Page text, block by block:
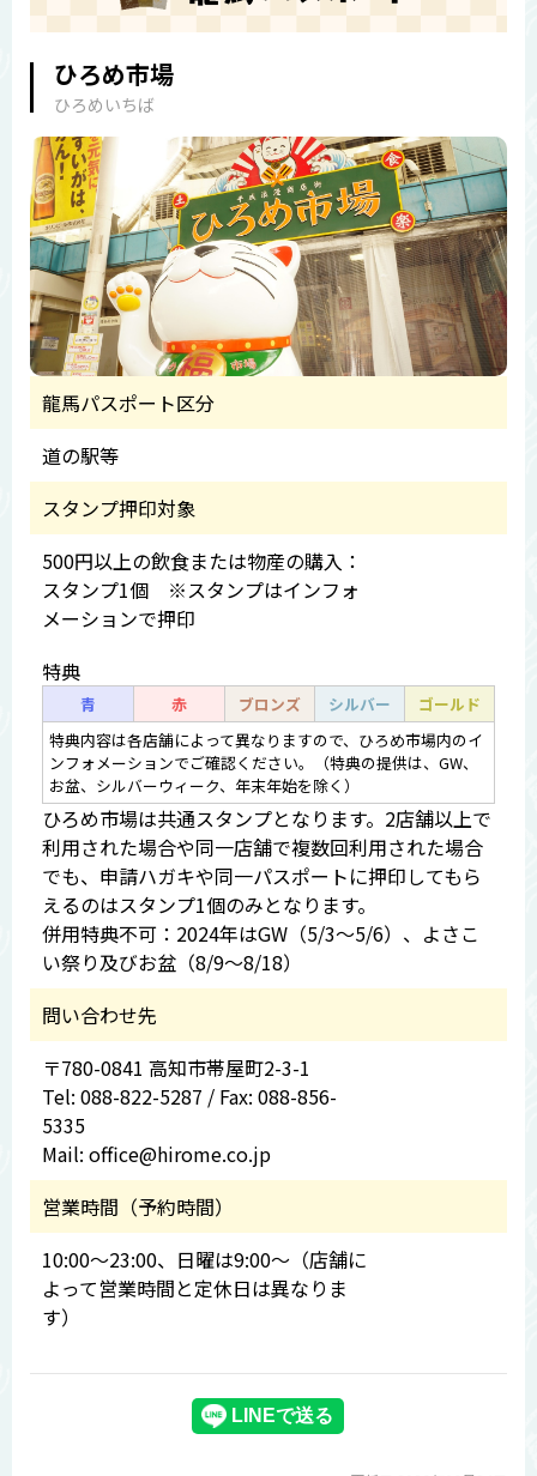
ひろめ市場
ひろめいちば
龍馬パスポート区分
道の駅等
スタンプ押印対象
500円以上の飲食または物産の購入：
スタンプ1個 ※スタンプはインフォ
メーションで押印
特典
青 赤 ブロンズ シルバー
ゴールド
特典内容は各店舗によって異なりますので、ひろめ市場内のイ
ンフォメーションでご確認ください。（特典の提供は、GW、
お盆、シルバーウィーク、年末年始を除く）
ひろめ市場は共通スタンプとなります。2店舗以上で
利用された場合や同一店舗で複数回利用された場合
でも、申請ハガキや同一パスポートに押印してもら
えるのはスタンプ1個のみとなります。
併用特典不可：2024年はGW（5/3～5/6）、よさこ
い祭り及びお盆（8/9～8/18）
問い合わせ先
〒780-0841 高知市帯屋町2-3-1
Tel: 088-822-5287 / Fax: 088-856-
5335
Mail: office@hirome.co.jp
営業時間（予約時間）
10:00～23:00、日曜は9:00～（店舗に
よって営業時間と定休日は異なりま
す）